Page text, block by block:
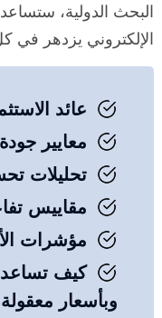
البحث الدولية،
الإلكتروني يزدهر
عائد
معايير
تحليلات
مقاييس
مؤشرات
كيف
وبأسعار معقولة